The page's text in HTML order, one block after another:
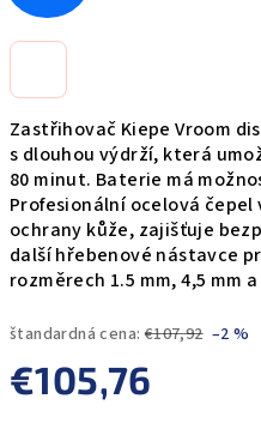
Zastřihovač Kiepe Vroom
s dlouhou výdrží, která
80 minut. Baterie má
Profesionální ocelová
ochrany kůže, zajišťuje
další hřebenové nástavce
rozměrech 1.5 mm, 4,5 mm a
štandardná cena: €107,92 –2 %
€105,76